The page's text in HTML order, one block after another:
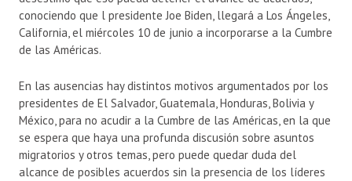
conociendo que l presidente Joe Biden, llegará a Los Ángeles,
California, el miércoles 10 de junio a incorporarse a la Cumbre
de las Américas.
En las ausencias hay distintos motivos argumentados por los
presidentes de El Salvador, Guatemala, Honduras, Bolivia y
México, para no acudir a la Cumbre de las Américas, en la que
se espera que haya una profunda discusión sobre asuntos
migratorios y otros temas, pero puede quedar duda del
alcance de posibles acuerdos sin la presencia de los líderes